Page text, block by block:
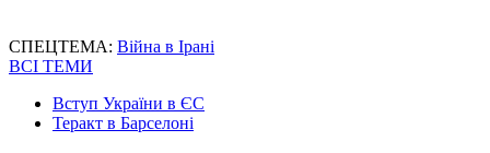
СПЕЦТЕМА: Війна в Ірані
ВСІ ТЕМИ
Вступ України в ЄС
Теракт в Барселоні